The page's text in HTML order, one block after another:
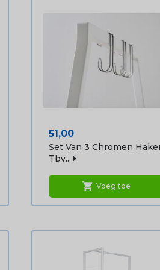
Prijs
51,00
Set Van 3 Chromen
Tbv...
shopping_cart Voeg toe